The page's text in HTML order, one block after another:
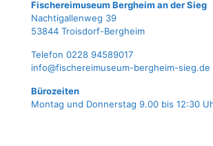
Fische­rei­mu­se­um Berg­heim an der Sieg
Nach­ti­gal­len­weg 39
53844 Troisdorf-Bergheim
Tele­fon 0228 94589017
info@fischereimuseum-bergheim-sieg.de
Büro­zei­ten
Mon­tag und Don­ners­tag 9.00 bis 12:30